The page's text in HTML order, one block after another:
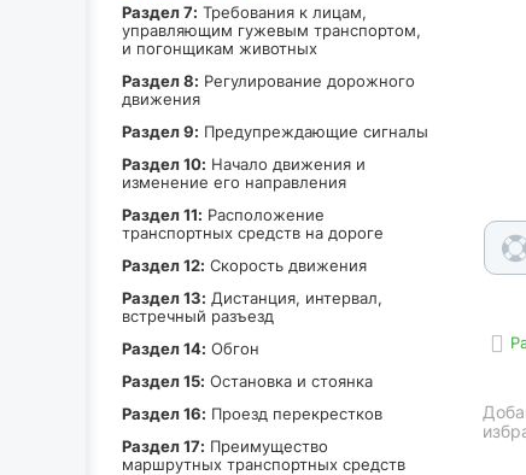
Раздел 7: Требования к лицам,
управляющим гужевым транспортом,
и погонщикам животных
Раздел 8: Регулирование дорожного
движения
Раздел 9: Предупреждающие сигналы
Раздел 10: Начало движения и
изменение его направления
Раздел 11: Расположение
транспортных средств на дороге
Раздел 12: Скорость движения
Раздел 13: Дистанция, интервал,
встречный разъезд
Раздел 14: Обгон
Раздел 15: Остановка и стоянка
Раздел 16: Проезд перекрестков
Раздел 17: Преимущество
маршрутных транспортных средств